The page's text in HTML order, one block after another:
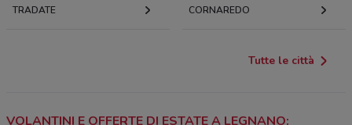
TRADATE CORNAREDO
Tutte le città
VOLANTINI E OFFERTE DI ESTATE A LEGNANO: